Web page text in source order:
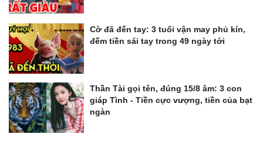
Cờ đã đến tay: 3 tuổi vận may phủ kín,
đếm tiền sái tay trong 49 ngày tới
Thần Tài gọi tên, đúng 15/8 âm: 3 con
giáp Tình - Tiền cực vượng, tiền của bạt
ngàn